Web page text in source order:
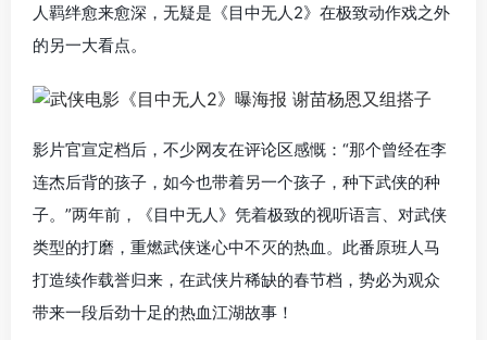
人羁绊愈来愈深，无疑是《目中无人2》在极致动作戏之外
的另一大看点。
影片官宣定档后，不少网友在评论区感慨：“那个曾经在李
连杰后背的孩子，如今也带着另一个孩子，种下武侠的种
子。”两年前，《目中无人》凭着极致的视听语言、对武侠
类型的打磨，重燃武侠迷心中不灭的热血。此番原班人马
打造续作载誉归来，在武侠片稀缺的春节档，势必为观众
带来一段后劲十足的热血江湖故事！